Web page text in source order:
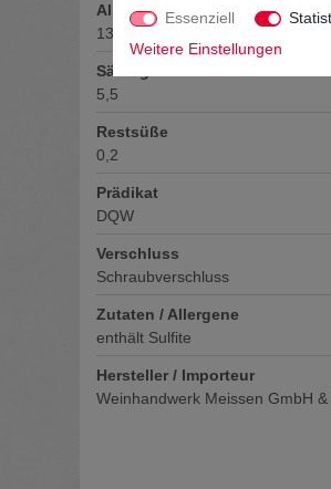
Alkoholgehalt
13
Säuregehalt
5,5
Restsüße
0,2
Prädikat
DQW
Verschluss
Schraubverschluss
Zutaten / Allergene
enthält Sulfite
Hersteller / Importeur
Weinhandwerk Meissen GmbH
Essenziell
Weitere Einstellungen